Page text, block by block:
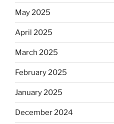
May 2025
April 2025
March 2025
February 2025
January 2025
December 2024